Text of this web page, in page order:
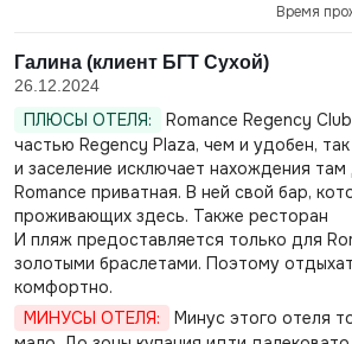
Время
Галина (клиент БГТ Сухой)
26.12.2024
ПЛЮСЫ ОТЕЛЯ:
Romance Regency
частью Regency Plaza, чем и удобен,
и заселение исключает нахождения там
Romance приватная. В ней свой бар,
проживающих здесь. Также ресторан
И пляж предоставляется только для
золотыми браслетами. Поэтому
комфортно.
МИНУСЫ ОТЕЛЯ:
Минус этого отеля